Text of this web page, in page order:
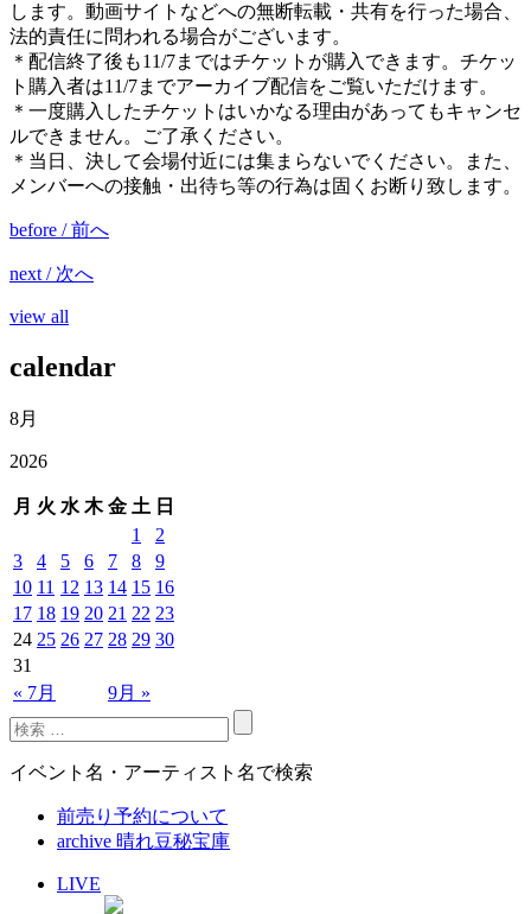
します。動画サイトなどへの無断転載・共有を行った場合、
法的責任に問われる場合がございます。
＊配信終了後も11/7まではチケットが購入できます。チケッ
ト購入者は11/7までアーカイブ配信をご覧いただけます。
＊一度購入したチケットはいかなる理由があってもキャンセ
ルできません。ご了承ください。
＊当日、決して会場付近には集まらないでください。また、
メンバーへの接触・出待ち等の行為は固くお断り致します。
before / 前へ
next / 次へ
view all
calendar
8月
2026
月 火 水 木 金 土 日
« 7月 9月 »
1
2
3
4 5 6 7 8
9
10 11 12 13 14 15 16
17 18 19 20 21 22 23
24 25 26 27 28 29 30
31
イベント名・アーティスト名で検索
前売り予約について
archive 晴れ豆秘宝庫
LIVE